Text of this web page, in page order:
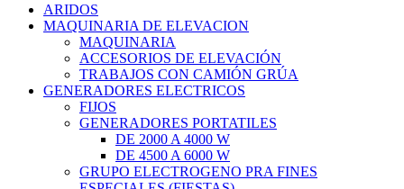
ARIDOS
MAQUINARIA DE ELEVACION
MAQUINARIA
ACCESORIOS DE ELEVACIÓN
TRABAJOS CON CAMIÓN GRÚA
GENERADORES ELECTRICOS
FIJOS
GENERADORES PORTATILES
DE 2000 A 4000 W
DE 4500 A 6000 W
GRUPO ELECTROGENO PRA FINES